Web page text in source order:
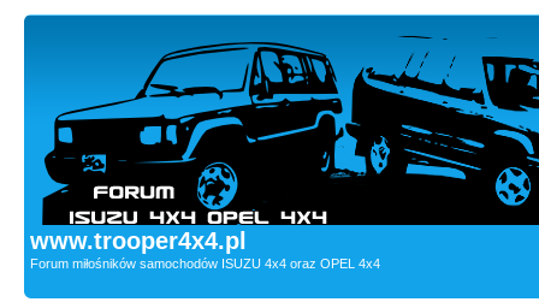
www.trooper4x4.pl
Forum miłośników samochodów ISUZU 4x4 oraz OPEL 4x4